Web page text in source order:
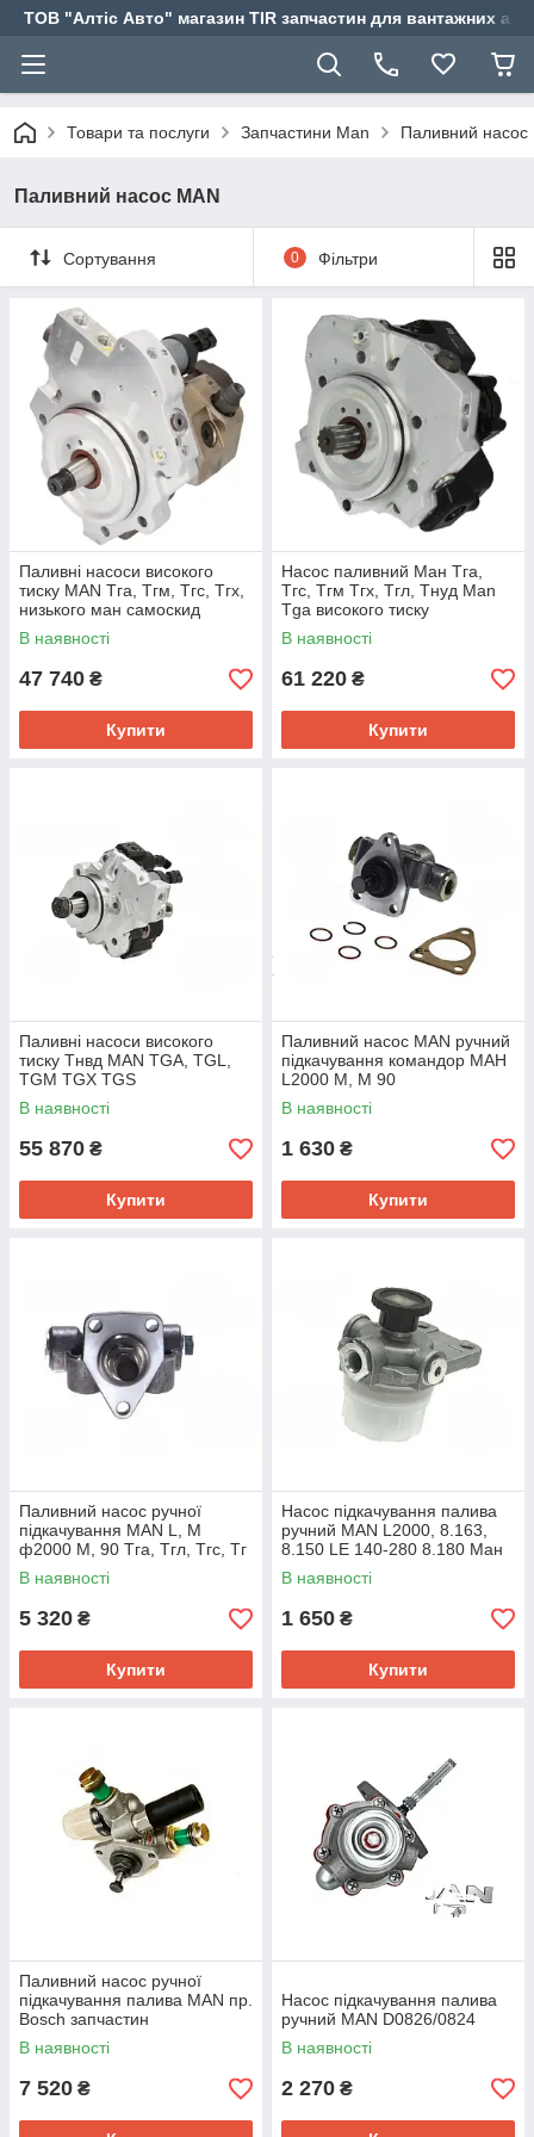
ТОВ "Алтіс Авто" магазин TIR запчастин для вантажних
Товари та послуги Запчастини Man Паливний насос
Паливний насос MAN
Сортування 0 Фільтри
Паливні насоси високого
тиску MAN Тга, Тгм, Тгс, Тгх,
низького ман самоскид
В наявності
47 740 ₴
Купити
Насос паливний Ман Тга,
Тгс, Тгм Тгх, Тгл, Тнуд Man
Tga високого тиску
В наявності
61 220 ₴
Купити
Паливні насоси високого
тиску Тнвд MAN TGA, TGL,
TGM TGX TGS
В наявності
55 870 ₴
Купити
Паливний насос MAN ручний
підкачування командор МАН
L2000 M, M 90
В наявності
1 630 ₴
Купити
Паливний насос ручної
підкачування MAN L, M
ф2000 M, 90 Тга, Тгл, Тгс, Тг
В наявності
5 320 ₴
Купити
Насос підкачування палива
ручний MAN L2000, 8.163,
8.150 LE 140-280 8.180 Ман
запчастин
В наявності
1 650 ₴
Купити
Паливний насос ручної
підкачування палива MAN пр.
Bosch запчастин
В наявності
7 520 ₴
Насос підкачування палива
ручний MAN D0826/0824
В наявності
2 270 ₴